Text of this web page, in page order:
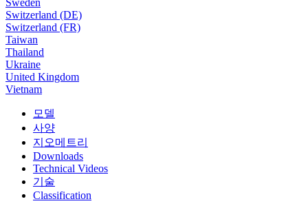
Switzerland (DE)
Switzerland (FR)
Taiwan
Thailand
Ukraine
United Kingdom
Vietnam
모델
사양
지오메트리
Downloads
Technical Videos
기술
Classification